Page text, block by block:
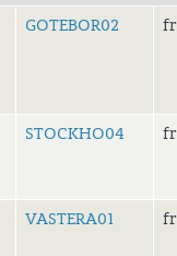
GOTEBOR02
STOCKHO04
VASTERA01